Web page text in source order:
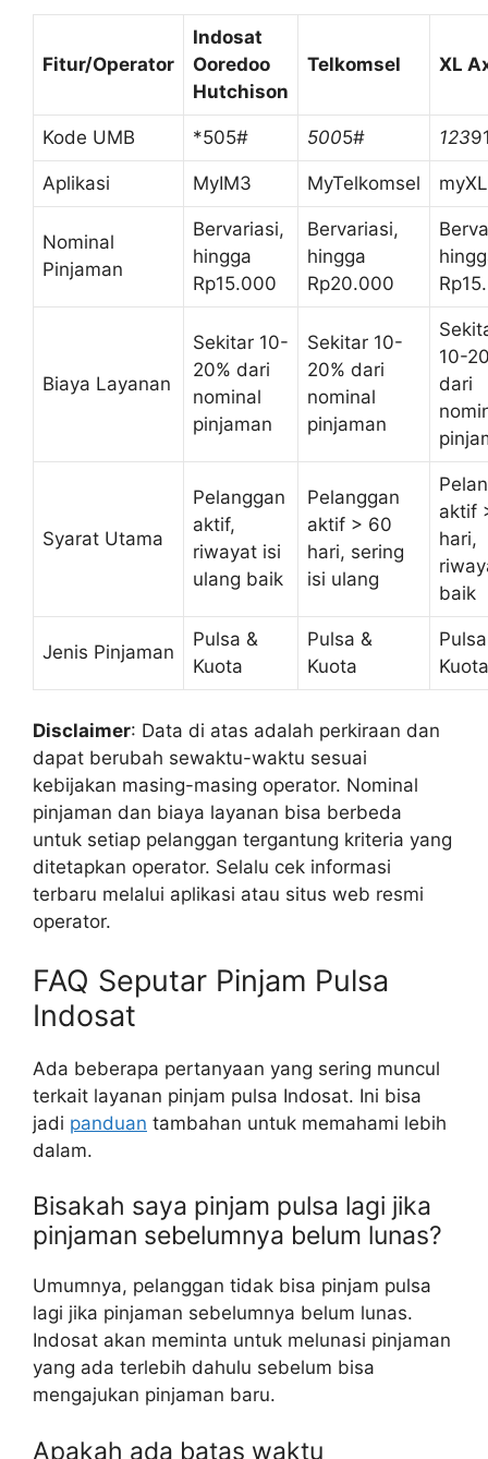
Fitur/Operator
Indosat
Ooredoo
Hutchison
Telkomsel XL
Kode UMB *505# 5005# 123
Aplikasi MyIM3 MyTelkomsel myXL
Nominal
Pinjaman
Bervariasi,
hingga
Rp15.000
Bervariasi,
hingga
Rp20.000
Biaya Layanan
Sekitar 10-
20% dari
nominal
pinjaman
Sekitar 10-
20% dari
nominal
pinjaman
10-
dari
Syarat Utama
Pelanggan
aktif,
riwayat isi
ulang baik
Pelanggan
aktif > 60
hari, sering
isi ulang
aktif
hari,
baik
Jenis Pinjaman
Pulsa &
Kuota
Pulsa &
Kuota
Kuota
Disclaimer: Data di atas adalah perkiraan dan
dapat berubah sewaktu-waktu sesuai
kebijakan masing-masing operator. Nominal
pinjaman dan biaya layanan bisa berbeda
untuk setiap pelanggan tergantung kriteria yang
ditetapkan operator. Selalu cek informasi
terbaru melalui aplikasi atau situs web resmi
operator.
FAQ Seputar Pinjam Pulsa
Indosat
Ada beberapa pertanyaan yang sering muncul
terkait layanan pinjam pulsa Indosat. Ini bisa
jadi panduan tambahan untuk memahami lebih
dalam.
Bisakah saya pinjam pulsa lagi jika
pinjaman sebelumnya belum lunas?
Umumnya, pelanggan tidak bisa pinjam pulsa
lagi jika pinjaman sebelumnya belum lunas.
Indosat akan meminta untuk melunasi pinjaman
yang ada terlebih dahulu sebelum bisa
mengajukan pinjaman baru.
Apakah ada batas waktu